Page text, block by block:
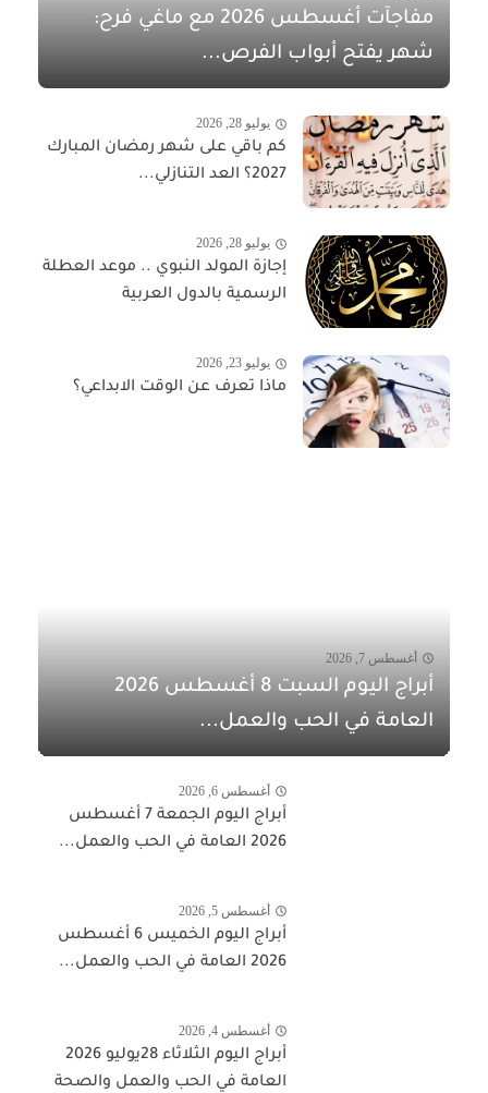
مفاجآت أغسطس 2026 مع ماغي فرح:
شهر يفتح أبواب الفرص...
يوليو 28, 2026
كم باقي على شهر رمضان المبارك
2027؟ العد التنازلي...
يوليو 28, 2026
إجازة المولد النبوي .. موعد العطلة
الرسمية بالدول العربية
يوليو 23, 2026
ماذا تعرف عن الوقت الابداعي؟
أغسطس 7, 2026
أبراج اليوم السبت 8 أغسطس 2026
العامة في الحب والعمل...
أغسطس 6, 2026
أبراج اليوم الجمعة 7 أغسطس
2026 العامة في الحب والعمل...
أغسطس 5, 2026
أبراج اليوم الخميس 6 أغسطس
2026 العامة في الحب والعمل...
أغسطس 4, 2026
أبراج اليوم الثلاثاء 28يوليو 2026
العامة في الحب والعمل والصحة